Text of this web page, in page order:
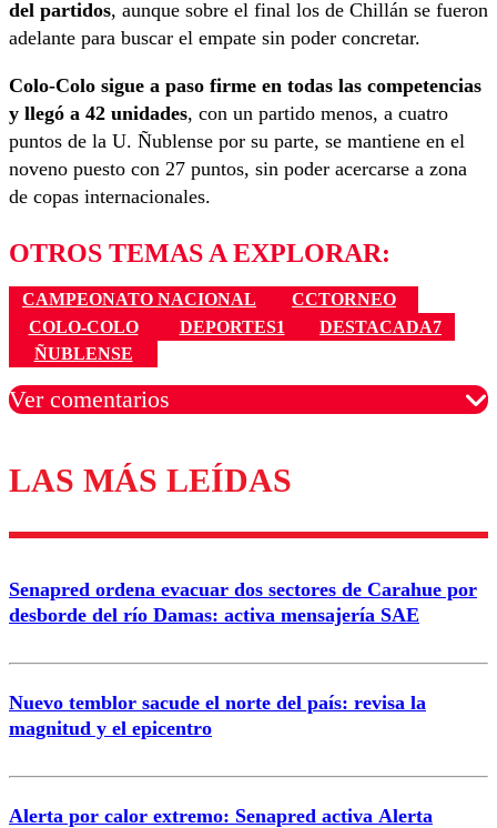
del partidos, aunque sobre el final los de Chillán se fueron
adelante para buscar el empate sin poder concretar.
Colo-Colo sigue a paso firme en todas las competencias
y llegó a 42 unidades, con un partido menos, a cuatro
puntos de la U. Ñublense por su parte, se mantiene en el
noveno puesto con 27 puntos, sin poder acercarse a zona
de copas internacionales.
OTROS TEMAS A EXPLORAR:
CAMPEONATO NACIONAL
CCTORNEO
COLO-COLO
DEPORTES1
DESTACADA7
ÑUBLENSE
Ver comentarios
Los comentarios son moderados para garantizar un
diálogo respetuoso.
Correo
LAS MÁS LEÍDAS
Senapred ordena evacuar dos sectores de Carahue por
desborde del río Damas: activa mensajería SAE
Nuevo temblor sacude el norte del país: revisa la
magnitud y el epicentro
Alerta por calor extremo: Senapred activa Alerta